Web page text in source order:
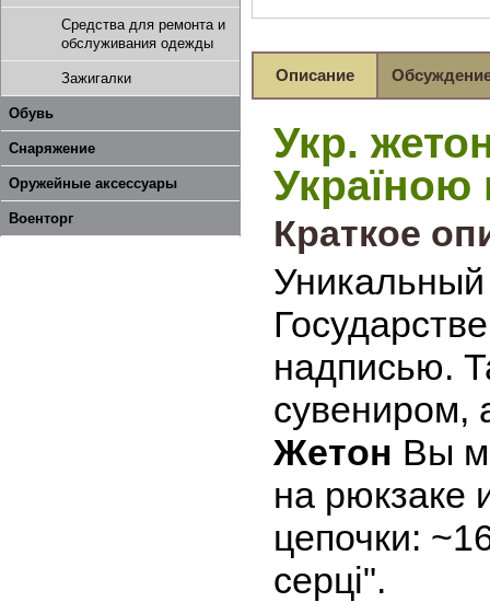
Средства для ремонта и
обслуживания одежды
Зажигалки
Обувь
Снаряжение
Оружейные аксессуары
Военторг
Описание
Укр.
Україною
Краткое
надписью.
сувениром,
Жетон Вы
на рюкзаке
цепочки:
серці".